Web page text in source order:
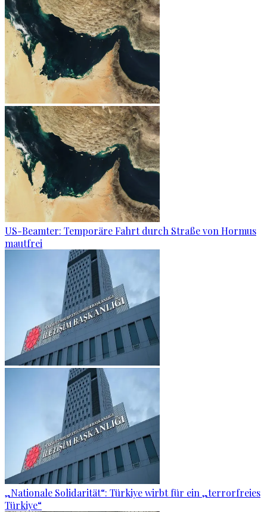
US-Beamter: Temporäre Fahrt durch Straße von Hormus
mautfrei
„Nationale Solidarität“: Türkiye wirbt für ein „terrorfreies
Türkiye“